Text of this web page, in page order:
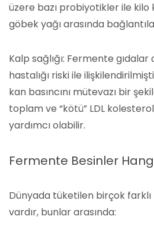
üzere bazı probiyotikler ile kilo
göbek yağı arasında
Kalp sağlığı: Fermente
hastalığı riski ile
kan basıncını mütevazı bir
toplam ve “kötü” LDL
yardımcı olabilir.
Fermente Besinler
Dünyada tüketilen birçok
vardır, bunlar arasında: